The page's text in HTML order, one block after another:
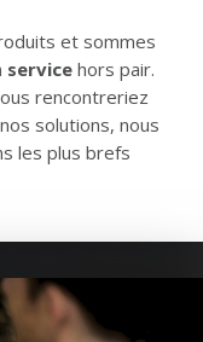
et sommes
service hors pair.
rencontreriez
solutions, nous
les plus brefs